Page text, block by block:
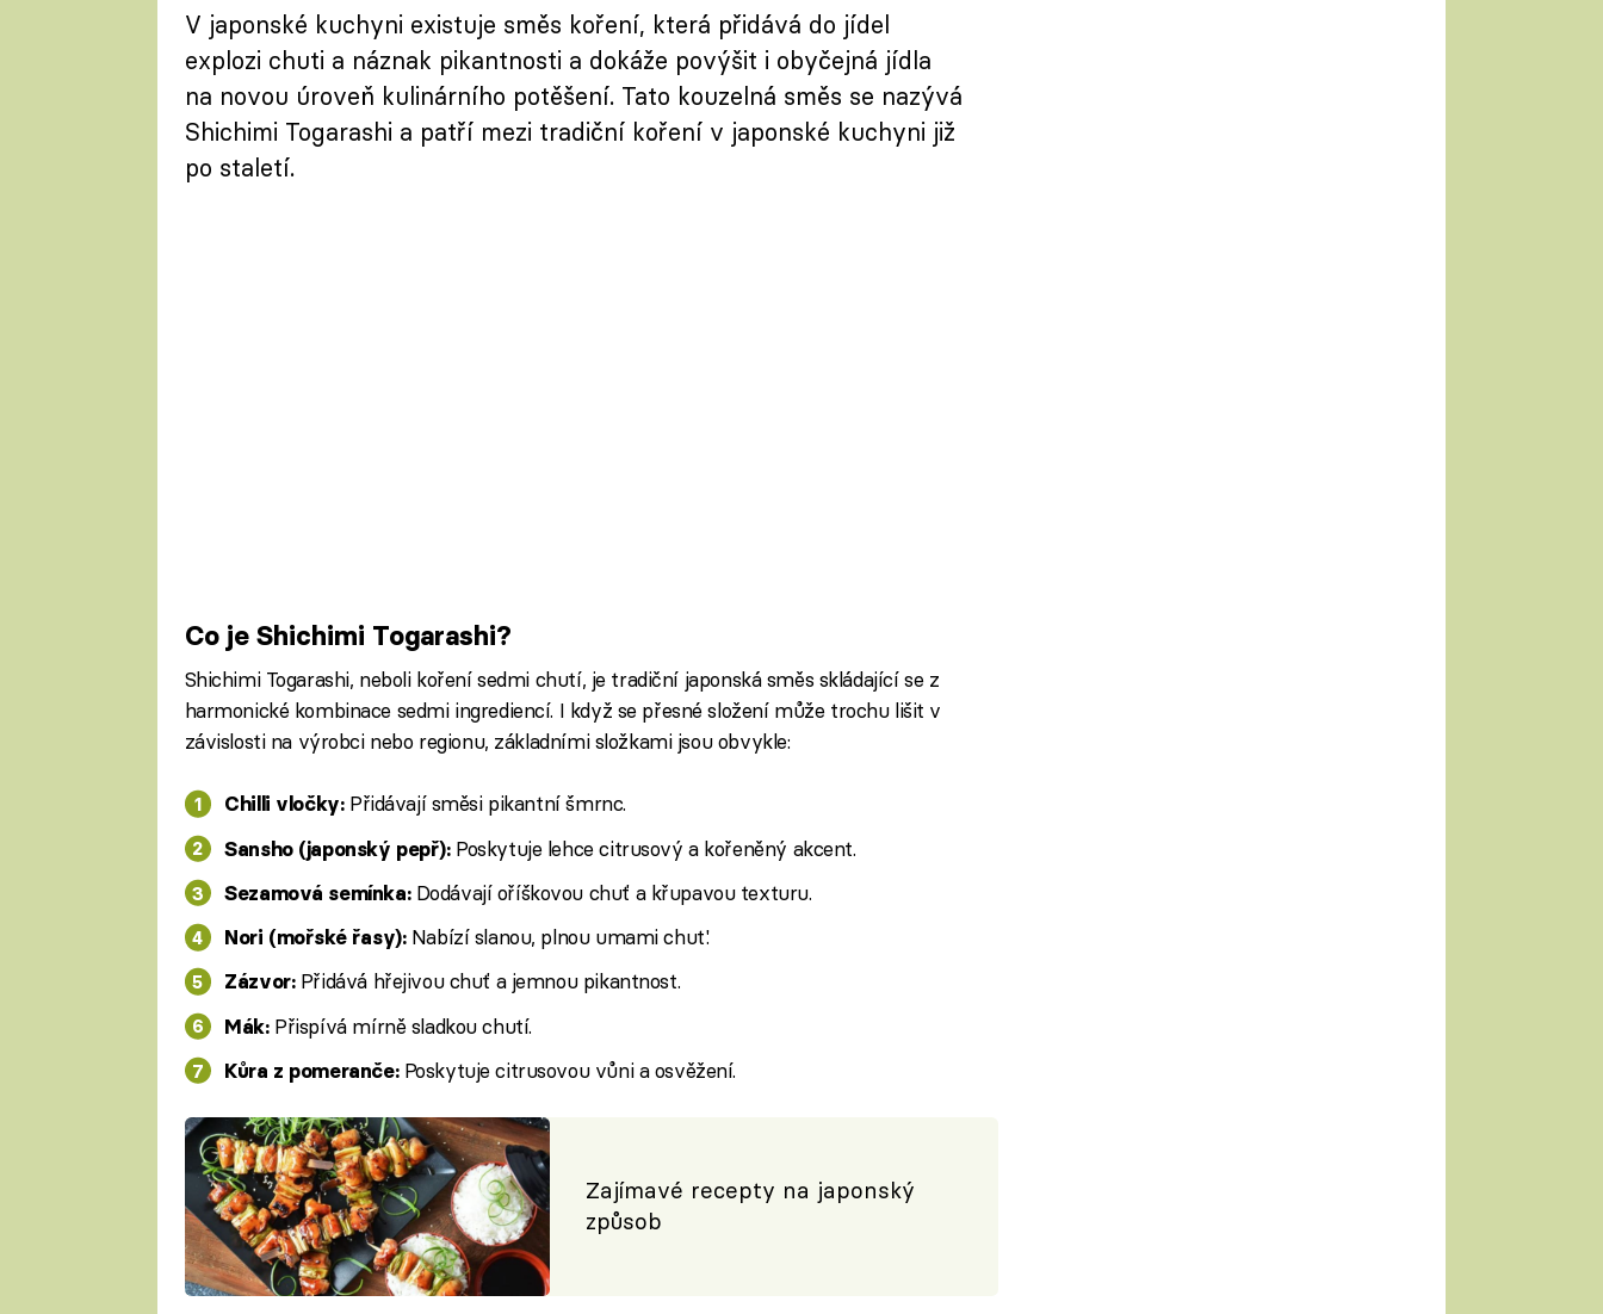
V japonské kuchyni existuje směs koření, která přidává do jídel
explozi chuti a náznak pikantnosti a dokáže povýšit i obyčejná jídla
na novou úroveň kulinárního potěšení. Tato kouzelná směs se nazývá
Shichimi Togarashi a patří mezi tradiční koření v japonské kuchyni již
po staletí.
Co je Shichimi Togarashi?
Shichimi Togarashi, neboli koření sedmi chutí, je tradiční japonská směs skládající se z
harmonické kombinace sedmi ingrediencí. I když se přesné složení může trochu lišit v
závislosti na výrobci nebo regionu, základními složkami jsou obvykle:
Chilli vločky: Přidávají směsi pikantní šmrnc.
Sansho (japonský pepř): Poskytuje lehce citrusový a kořeněný akcent.
Sezamová semínka: Dodávají oříškovou chuť a křupavou texturu.
Nori (mořské řasy): Nabízí slanou, plnou umami chut'.
Zázvor: Přidává hřejivou chuť a jemnou pikantnost.
Mák: Přispívá mírně sladkou chutí.
Kůra z pomeranče: Poskytuje citrusovou vůni a osvěžení.
Zajímavé recepty na japonský
způsob